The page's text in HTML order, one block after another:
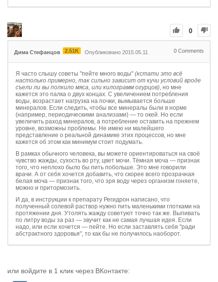
0
Дима Стефанцов 2.51K Опубликовано 2015.05.11 0 Comments
Я часто слышу советы "пейте много воды" (кстати это всё
настолько примерно, так сильно зависит от кучи условий вроде
съели ли вы полкило мяса, или килограмм огурцов), но мне
кажется это палка о двух концах. С увеличением потребления
воды, возрастает нагрузка на почки, вымывается больше
минералов. Если следить, чтобы все минералы были в норме
(например, периодическими анализами) — то окей. Но если
увеличить раход минералов, а потребление оставить на прежнем
уровне, возможны проблемы. Не имею ни малейшего
представление о реальной динамике этих процессов, но мне
кажется об этом как минимум стоит подумать.
В рамках обычного человека, вы можете ориентироваться на своё
чувство жажды, сухость во рту, цвет мочи. Тёмная моча — признак
того, что неплохо было бы пить побольше. Это мне говорили
врачи. А от себя хочется добавить, что скорее всего прозрачная
белая моча — признак того, что зря воду через организм гоняете,
можно и притормозить.
И да, в инструкции к препарату Регидрон написано, что
полученный солевой раствор нужно пить маленькими глотками на
протяжении дня. Утолять жажду советуют точно так же. Выпивать
по литру воды за раз — звучит как не самая лучшая идея. Если
надо, или если хочется — пейте. Но если заставлять себя "ради
абстрактного здоровья", то как бы не получилось наоборот.
или войдите в 1 клик через ВКонтакте: